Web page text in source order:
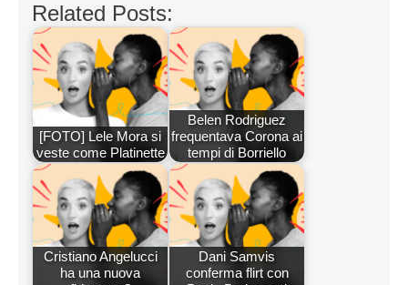
Related Posts:
[FOTO] Lele Mora si
veste come Platinette
Belen Rodriguez
frequentava Corona ai
tempi di Borriello
Cristiano Angelucci
ha una nuova
Dani Samvis
conferma flirt con